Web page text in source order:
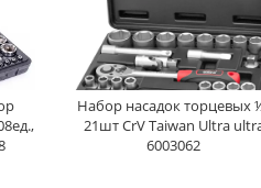
Набор насадок торцевых
21шт CrV Taiwan Ultra
6003062